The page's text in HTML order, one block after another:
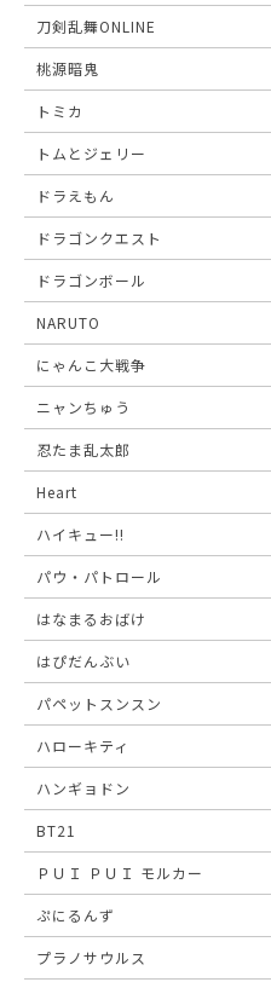
刀剣乱舞ONLINE
桃源暗鬼
トミカ
トムとジェリー
ドラえもん
ドラゴンクエスト
ドラゴンボール
NARUTO
にゃんこ大戦争
ニャンちゅう
忍たま乱太郎
Heart
ハイキュー!!
パウ・パトロール
はなまるおばけ
はぴだんぶい
パペットスンスン
ハローキティ
ハンギョドン
BT21
ＰＵＩ ＰＵＩ モルカー
ぷにるんず
プラノサウルス